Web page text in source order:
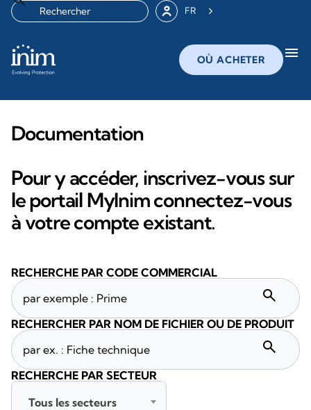
FR
OÙ ACHETER menu
Documentation
Pour y accéder, inscrivez-vous sur
le portail MyInim connectez-vous
à votre compte existant.
RECHERCHE PAR CODE COMMERCIAL
search
RECHERCHER PAR NOM DE FICHIER OU DE PRODUIT
search
RECHERCHE PAR SECTEUR
Tous les secteurs